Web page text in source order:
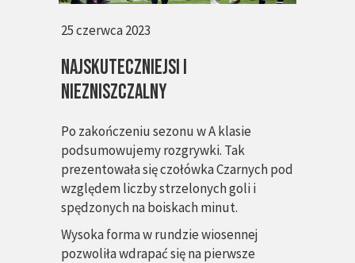
Po zakończeniu sezonu w A klasie
podsumowujemy rozgrywki. Tak
prezentowała się czołówka Czarnych pod
względem liczby strzelonych goli i
spędzonych na boiskach minut.
Wysoka forma w rundzie wiosennej
pozwoliła wdrapać się na pierwsze
NAJSKUTECZNIEJSI I
NIEZNISZCZALNY
25 czerwca 2023